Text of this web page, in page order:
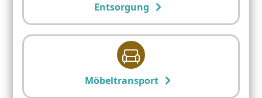
Entsorgung
Möbeltransport